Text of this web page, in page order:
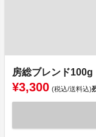
房総ブレンド100g
¥3,300 (税込/送料込)